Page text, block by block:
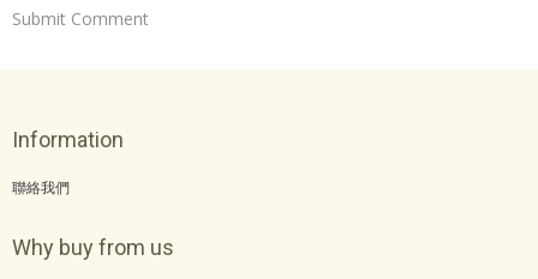
Information
聯絡我們
Why buy from us